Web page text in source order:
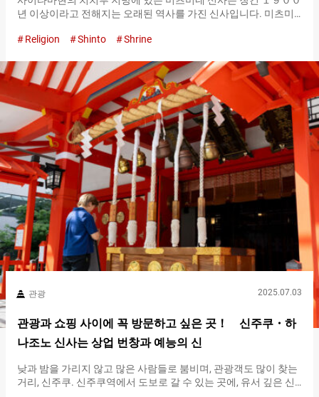
년 이상이라고 전해지는 오래된 역사를 가진 신사입니다. 미츠미
많은 사람들이 방문하고 있습니다. 신사가 있는 장소는 해발 약 １
문하고 싶은 장소이지만, 여기서만 얻을 수 있는 귀중한 체험이 기
다리고 있습니다. 약간의 등산 기분으로 이제 참배하러 가자！ 미
츠미네 신사에 대중교통으로 방문할 경우, 세이부 치치부 역에서
버스를 이용하는 것이 편리합니다. 역에서 버스를 타고 약 ７０분
후 주차장에 도착합니다. 거기서부터 참도를 약 １４분 정도 오르
면 도착합니다. 참도 입구에는 드문 『미츠토리이（Mitsu
Torii）』라는 종류의 도리이가 있습니다. 도리이 중앙에 큰 도리
이, 그 양옆에 한 사이즈 작은 도리이가 늘어선 독특한 구조가 인상
적입니다. 도리이 앞에서 한 번 절을 하고 경내로 들어갑니다. 산속
이라 날씨가 변하기 쉽고, 고도가 높아…
Religion Shinto Shrine
관광 2025.07.03
관광과 쇼핑 사이에 꼭 방문하고 싶은 곳！ 신주쿠・하
나조노 신사는 상업 번창과 예능의 신
낮과 밤을 가리지 않고 많은 사람들로 붐비며, 관광객도 많이 찾는
거리, 신주쿠. 신주쿠역에서 도보로 갈 수 있는 곳에, 유서 깊은 신